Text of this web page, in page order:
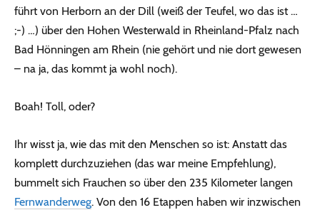
führt von Herborn an der Dill (weiß der Teufel, wo das ist …
;-) …) über den Hohen Westerwald in Rheinland-Pfalz nach
Bad Hönningen am Rhein (nie gehört und nie dort gewesen
– na ja, das kommt ja wohl noch).
Boah! Toll, oder?
Ihr wisst ja, wie das mit den Menschen so ist: Anstatt das
komplett durchzuziehen (das war meine Empfehlung),
bummelt sich Frauchen so über den 235 Kilometer langen
Fernwanderweg. Von den 16 Etappen haben wir inzwischen